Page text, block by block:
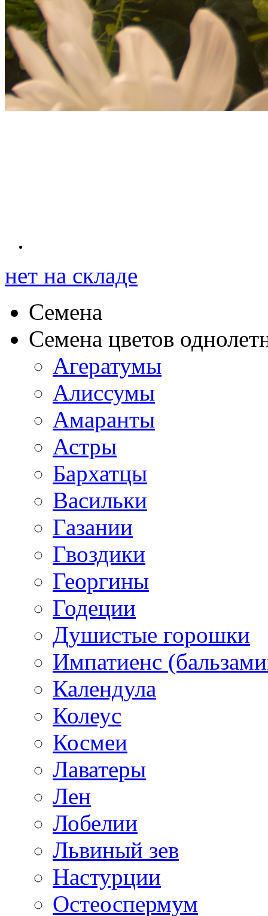
нет на складе
Семена
Семена цветов
Агератумы
Алиссумы
Амаранты
Астры
Бархатцы
Васильки
Газании
Гвоздики
Георгины
Годеции
Душистые горошки
Импатиенс
Календула
Колеус
Космеи
Лаватеры
Лен
Лобелии
Львиный зев
Настурции
Остеоспермум